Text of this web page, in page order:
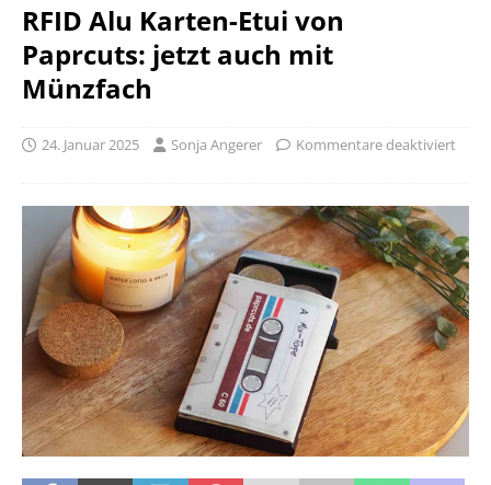
RFID Alu Karten-Etui von
Paprcuts: jetzt auch mit
Münzfach
24. Januar 2025 Sonja Angerer Kommentare deaktiviert